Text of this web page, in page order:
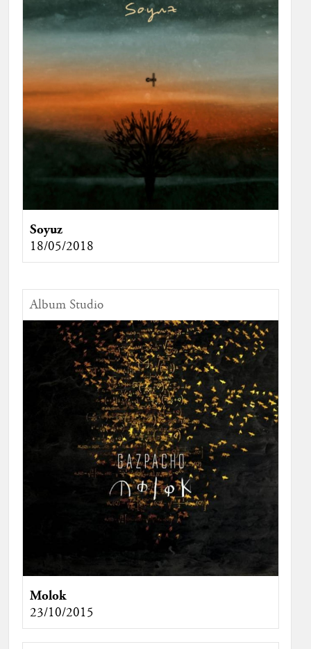
Soyuz
18/05/2018
Album Studio
Molok
23/10/2015